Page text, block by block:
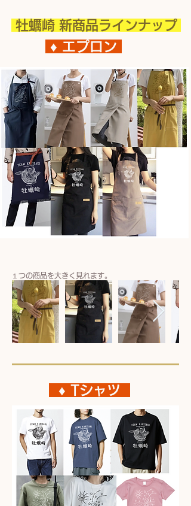
​ 牡蠣崎 新商品ラインナップ
♦︎ エプロン
​１つの商品を大きく見れます。
♦︎ Tシャツ